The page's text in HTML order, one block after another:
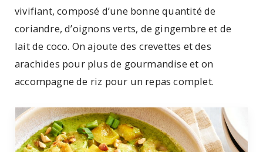
vivifiant, composé d’une bonne quantité de
coriandre, d’oignons verts, de gingembre et de
lait de coco. On ajoute des crevettes et des
arachides pour plus de gourmandise et on
accompagne de riz pour un repas complet.